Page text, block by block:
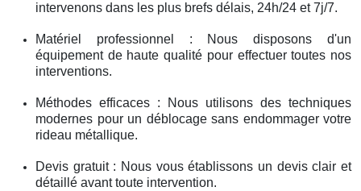
intervenons dans les plus brefs délais, 24h/24 et 7j/7.
Matériel professionnel : Nous disposons d'un
équipement de haute qualité pour effectuer toutes nos
interventions.
Méthodes efficaces : Nous utilisons des techniques
modernes pour un déblocage sans endommager votre
rideau métallique.
Devis gratuit : Nous vous établissons un devis clair et
détaillé avant toute intervention.